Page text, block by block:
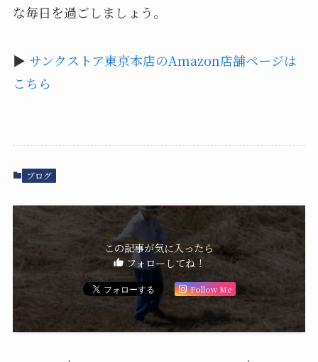
な毎日を過ごしましょう。
▶ サンクストア東京本店のAmazon店舗ページは
こちら
ブログ
この記事が気に入ったら
フォローしてね！
Follow Me